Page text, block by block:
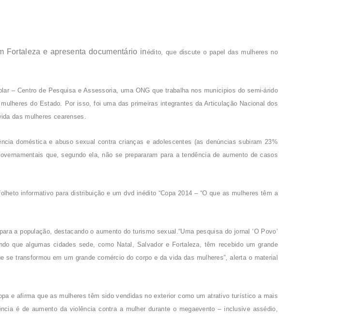
Fortaleza e apresenta documentário inédito, que discute o papel das mulheres no
– Centro de Pesquisa e Assessoria, uma ONG que trabalha nos municipios do semi-árido
do Estado. Por isso, foi uma das primeiras integrantes da Articulação Nacional dos
das mulheres cearenses.
doméstica e abuso sexual contra crianças e adolescentes (as denúncias subiram 23%
que, segundo ela, não se prepararam para a tendência de aumento de casos
informativo para distribuição e um dvd inédito “Copa 2014 – “O que as mulheres têm a
a população, destacando o aumento do turismo sexual.“Uma pesquisa do jornal ‘O Povo’
que algumas cidades sede, como Natal, Salvador e Fortaleza, têm recebido um grande
transformou em um grande comércio do corpo e da vida das mulheres”, alerta o material
e afirma que as mulheres têm sido vendidas no exterior como um atrativo turístico a mais
é de aumento da violência contra a mulher durante o megaevento – inclusive assédio,